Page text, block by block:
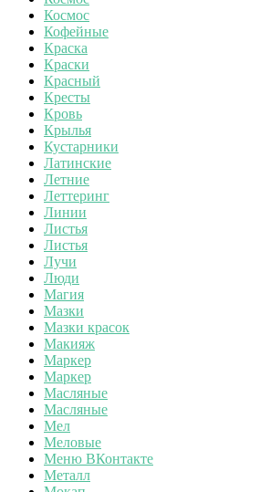
Космос
Кофейные
Краска
Краски
Красный
Кресты
Кровь
Крылья
Кустарники
Латинские
Летние
Леттеринг
Линии
Листья
Листья
Лучи
Люди
Магия
Мазки
Мазки красок
Макияж
Маркер
Маркер
Масляные
Масляные
Мел
Меловые
Меню ВКонтакте
Металл